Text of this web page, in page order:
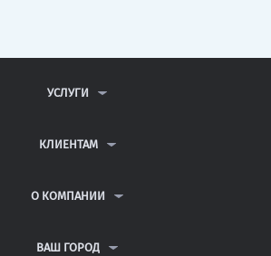
УСЛУГИ
ДИПЛОМНЫЕ РАБОТЫ
РЕФЕРАТЫ
КЛИЕНТАМ
ВОПРОСЫ И ОТВЕТЫ
КОНФИДЕНЦИАЛЬНОСТИ
О КОМПАНИИ
КОНТАКТЫ
ВАШ ГОРОД